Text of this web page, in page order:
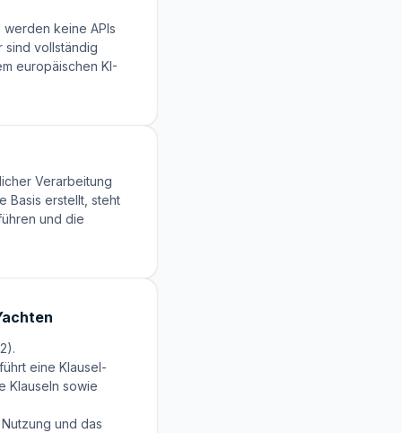
keine APIs
sind vollständig
europäischen KI-
Verarbeitung
Basis erstellt, steht
und die
eine Klausel-
Klauseln sowie
und das